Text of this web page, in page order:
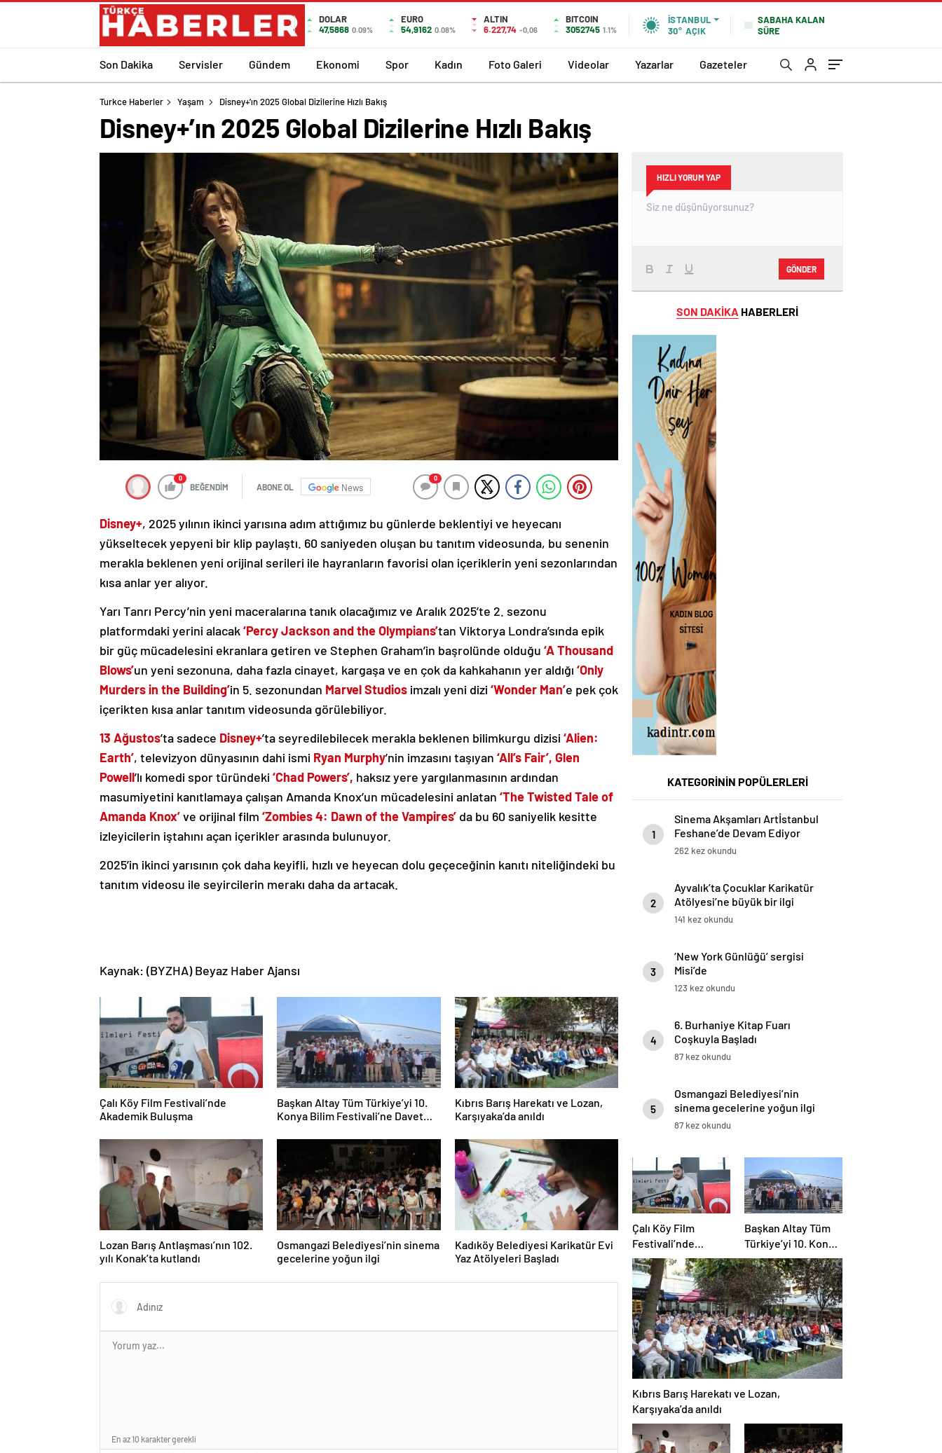
DOLAR
47,5868 0.09%
EURO
54,9162 0.08%
ALTIN
6.227,74 -0,06
BITCOIN
3052745 1.1%
İSTANBUL
30° AÇIK
SABAHA KALAN
SÜRE
Son Dakika Servisler Gündem Ekonomi Spor Kadın Foto Galeri Videolar Yazarlar Gazeteler
Turkce Haberler Yaşam Disney+’ın 2025 Global Dizilerine Hızlı Bakış
Disney+’ın 2025 Global Dizilerine Hızlı Bakış
0
BEĞENDİM ABONE OL News
0
Disney+, 2025 yılının ikinci yarısına adım attığımız bu günlerde beklentiyi ve heyecanı
yükseltecek yepyeni bir klip paylaştı. 60 saniyeden oluşan bu tanıtım videosunda, bu senenin
merakla beklenen yeni orijinal serileri ile hayranların favorisi olan içeriklerin yeni sezonlarından
kısa anlar yer alıyor.
Yarı Tanrı Percy’nin yeni maceralarına tanık olacağımız ve Aralık 2025’te 2. sezonu
platformdaki yerini alacak‘Percy Jackson and the Olympians’tan Viktorya Londra’sında epik
bir güç mücadelesini ekranlara getiren ve Stephen Graham’in başrolünde olduğu ‘A Thousand
Blows’un yeni sezonuna, daha fazla cinayet, kargaşa ve en çok da kahkahanın yer aldığı ‘Only
Murders in the Building’in 5. sezonundan Marvel Studios imzalı yeni dizi ‘Wonder Man’e pek çok
içerikten kısa anlar tanıtım videosunda görülebiliyor.
13 Ağustos’ta sadece Disney+’ta seyredilebilecek merakla beklenen bilimkurgu dizisi ‘Alien:
Earth’, televizyon dünyasının dahi ismi Ryan Murphy’nin imzasını taşıyan ‘All’s Fair’, Glen
Powell’lı komedi spor türündeki ‘Chad Powers’, haksız yere yargılanmasının ardından
masumiyetini kanıtlamaya çalışan Amanda Knox’un mücadelesini anlatan ‘The Twisted Tale of
Amanda Knox’ve orijinal film ‘Zombies 4: Dawn of the Vampires’ da bu 60 saniyelik kesitte
izleyicilerin iştahını açan içerikler arasında bulunuyor.
2025’in ikinci yarısının çok daha keyifli, hızlı ve heyecan dolu geçeceğinin kanıtı niteliğindeki bu
tanıtım videosu ile seyircilerin merakı daha da artacak.
Kaynak: (BYZHA) Beyaz Haber Ajansı
Çalı Köy Film Festivali’nde
Akademik Buluşma
Başkan Altay Tüm Türkiye’yi 10.
Konya Bilim Festivali’ne Davet
Kıbrıs Barış Harekatı ve Lozan,
Karşıyaka’da anıldı
Lozan Barış Antlaşması’nın 102.
yılı Konak’ta kutlandı
Osmangazi Belediyesi’nin sinema
gecelerine yoğun ilgi
Kadıköy Belediyesi Karikatür Evi
Yaz Atölyeleri Başladı
En az 10 karakter gerekli
HIZLI YORUM YAP
GÖNDER
SON DAKİKA HABERLERİ
KATEGORİNİN POPÜLERLERİ
1
Sinema Akşamları Artİstanbul
Feshane’de Devam Ediyor
262 kez okundu
2
Ayvalık’ta Çocuklar Karikatür
Atölyesi’ne büyük bir ilgi
gösterdi
141 kez okundu
3
‘New York Günlüğü’ sergisi
Misi’de
123 kez okundu
4
6. Burhaniye Kitap Fuarı
Coşkuyla Başladı
87 kez okundu
5
Osmangazi Belediyesi’nin
sinema gecelerine yoğun ilgi
87 kez okundu
Çalı Köy Film
Festivali’nde
Akademik Buluşma
Başkan Altay Tüm
Türkiye’yi 10. Konya
Bilim Festivali’ne
Davet Etti
Kıbrıs Barış Harekatı ve Lozan,
Karşıyaka’da anıldı